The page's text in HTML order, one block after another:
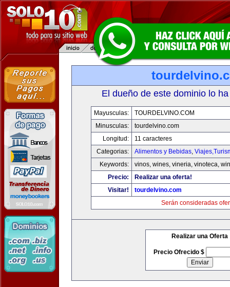
El dueño de este dominio lo
Mayusculas:
TOURDELVINO.COM
Minusculas:
tourdelvino.com
Longitud:
11 caracteres
Categorias:
Alimentos y Bebidas,
Keywords:
vinos, wines, vineria, vinoteca,
Precio:
Realizar una oferta!
Visitar!
tourdelvino.com
Serán consideradas
Realizar una Oferta
Precio Ofrecido $